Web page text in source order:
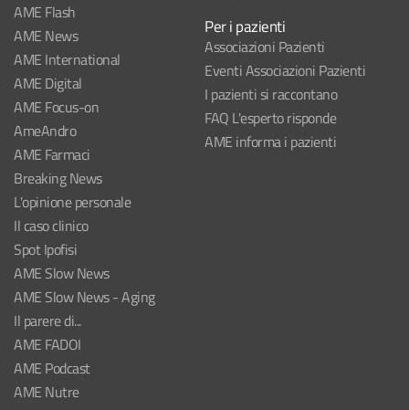
AME Flash
AME News
AME International
AME Digital
AME Focus-on
AmeAndro
AME Farmaci
Breaking News
L'opinione personale
Il caso clinico
Spot Ipofisi
AME Slow News
AME Slow News - Aging
Il parere di...
AME FADOI
AME Podcast
AME Nutre
Per i pazienti
Associazioni Pazienti
Eventi Associazioni Pazienti
I pazienti si raccontano
FAQ L'esperto risponde
AME informa i pazienti